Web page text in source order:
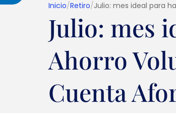
Adultos Mayores
Banca por internet y
Crédito hipotecario
Inicio/Retiro/Julio: mes ideal para
Julio: mes
Ahorro
Cuenta